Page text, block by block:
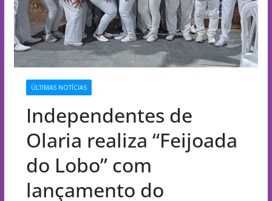
ÚLTIMAS NOTÍCIAS
Independentes de
Olaria realiza “Feijoada
do Lobo” com
lançamento do